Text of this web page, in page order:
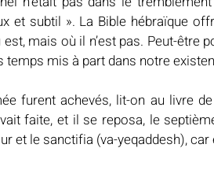
et subtil ». La Bible hébraïque
mais où il n’est pas. Peut-être
mis à part dans notre
furent achevés, lit-on au livre
faite, et il se reposa, le
et le sanctifia (va-yeqaddesh),